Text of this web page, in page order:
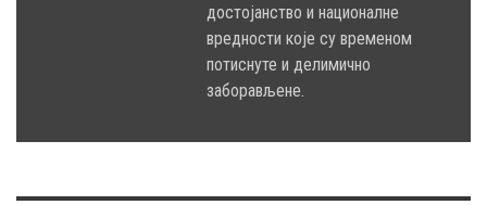
достојанство и националне
вредности које су временом
потиснуте и делимично
заборављене.